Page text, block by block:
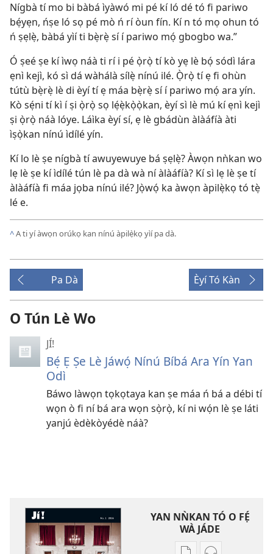
Nígbà tí mo bi bàbá ìyàwó mi pé kí ló dé tó fi pariwo
bẹ́yẹn, ńṣe ló sọ pé mò ń rí òun fín. Kí n tó mọ ohun tó
ń ṣẹlẹ̀, bàbá yìí ti bẹ̀rẹ̀ sí í pariwo mọ́ gbogbo wa.”
Ó ṣeé ṣe kí ìwọ náà ti rí i pé ọ̀rọ̀ tí kò yẹ lè bọ́ sódì lára
ẹnì kejì, kó sì dá wàhálà sílẹ̀ nínú ilé. Ọ̀rọ̀ tí ẹ fi ohùn
tútù bẹ̀rẹ̀ lè di èyí tí ẹ máa bẹ̀rẹ̀ sí í pariwo mọ́ ara yín.
Kò sẹ́ni tí kì í ṣi ọ̀rọ̀ sọ lẹ́ẹ̀kọ̀ọ̀kan, èyí sì lè mú kí ẹnì kejì
ṣi ọ̀rọ̀ náà lóye. Láìka èyí sí, ẹ lè gbádùn àlàáfíà àti
ìṣọ̀kan nínú ìdílé yín.
Kí lo lè ṣe nígbà tí awuyewuye bá ṣẹlẹ̀? Àwọn nǹkan wo
lẹ lè ṣe kí ìdílé tún lè pa dà wà ní àlàáfíà? Kí sì lẹ lè ṣe tí
àlàáfíà fi máa jọba nínú ilé? Jọ̀wọ́ ka àwọn àpilẹ̀kọ tó tẹ̀
lé e.
^A ti yí àwọn orúkọ kan nínú àpilẹ̀kọ yìí pa dà.
Pa Dà Èyí Tó Kàn
O Tún Lè Wo
JÍ!
Bẹ́ Ẹ Ṣe Lè Jáwọ́ Nínú Bíbá Ara Yín Yan
Odì
Báwo làwọn tọkọtaya kan ṣe máa ń bá a débi tí
wọn ò fi ní bá ara wọn sọ̀rọ̀, kí ni wọ́n lè ṣe láti
yanjú èdèkòyédè náà?
YAN NǸKAN TÓ O FẸ́
WÀ JÁDE